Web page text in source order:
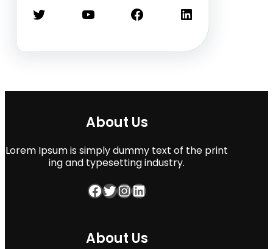
Twitter YouTube Facebook LinkedIn
About Us
Lorem Ipsum is simply dummy text of the print
ing and typesetting industry.
Facebook Twitter InstagramLinkedIn
About Us